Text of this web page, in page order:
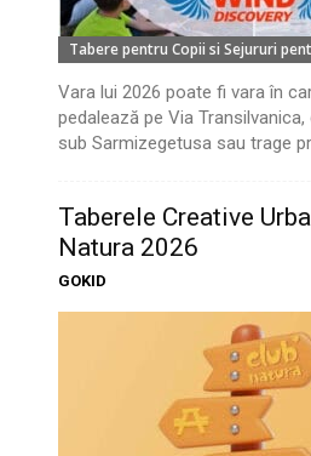
Tabere pentru Copii si Sejururi
Vara lui 2026 poate fi vara în
pedalează pe Via
sub Sarmizegetusa sau trage
Taberele Creative
Natura 2026
GOKID